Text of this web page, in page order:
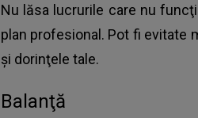
Nu lăsa lucrurile care nu
plan profesional. Pot fi evitate
şi dorinţele tale.
Balanţă